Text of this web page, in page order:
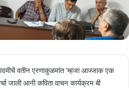
वतीन एरणाकुळमांत ‘म्हजा आज्जाक एक
जाली आनी कविता वाचन कार्यक्रम बी